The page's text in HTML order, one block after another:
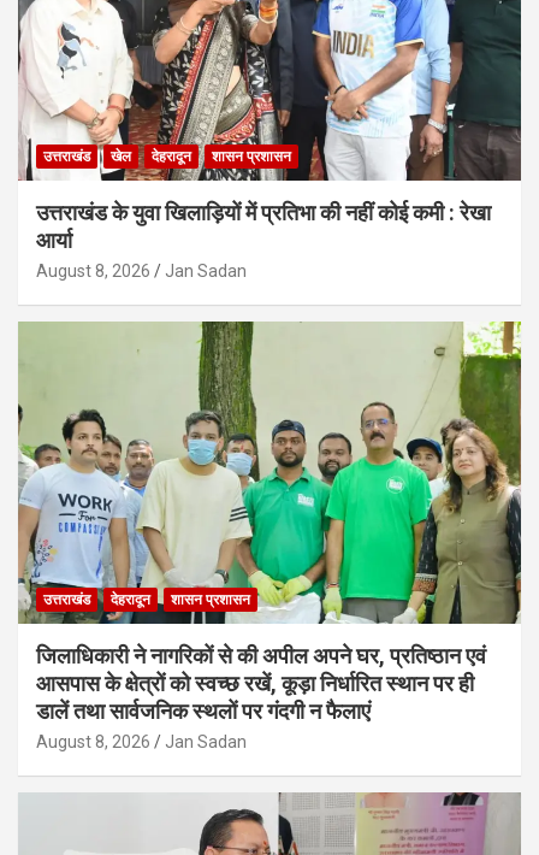
उत्तराखंड खेल देहरादून शासन प्रशासन
उत्तराखंड के युवा खिलाड़ियों में प्रतिभा की नहीं कोई कमी : रेखा
आर्या
August 8, 2026 Jan Sadan
उत्तराखंड देहरादून शासन प्रशासन
जिलाधिकारी ने नागरिकों से की अपील अपने घर, प्रतिष्ठान एवं
आसपास के क्षेत्रों को स्वच्छ रखें, कूड़ा निर्धारित स्थान पर ही
डालें तथा सार्वजनिक स्थलों पर गंदगी न फैलाएं
August 8, 2026 Jan Sadan